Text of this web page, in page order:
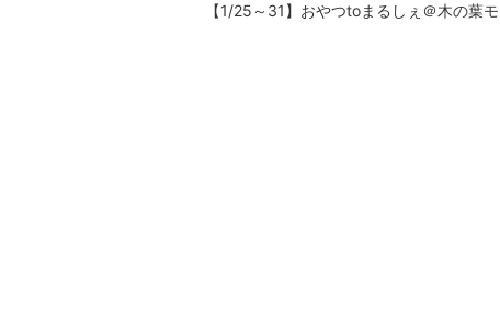
【1/25～31】おやつtoまるしぇ＠木の葉